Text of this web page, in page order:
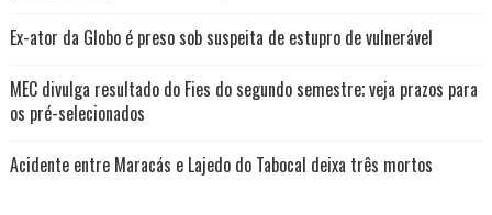
Ex-ator da Globo é preso sob suspeita de estupro de vulnerável
MEC divulga resultado do Fies do segundo semestre; veja prazos para
os pré-selecionados
Acidente entre Maracás e Lajedo do Tabocal deixa três mortos